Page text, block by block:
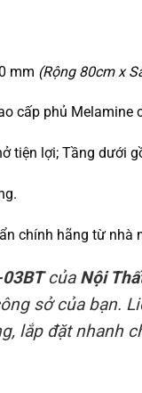
mm (Rộng 80cm x
cấp phủ Melamine
tiện lợi; Tầng dưới
chính hãng từ nhà
của Nội
sở của bạn.
lắp đặt nhanh